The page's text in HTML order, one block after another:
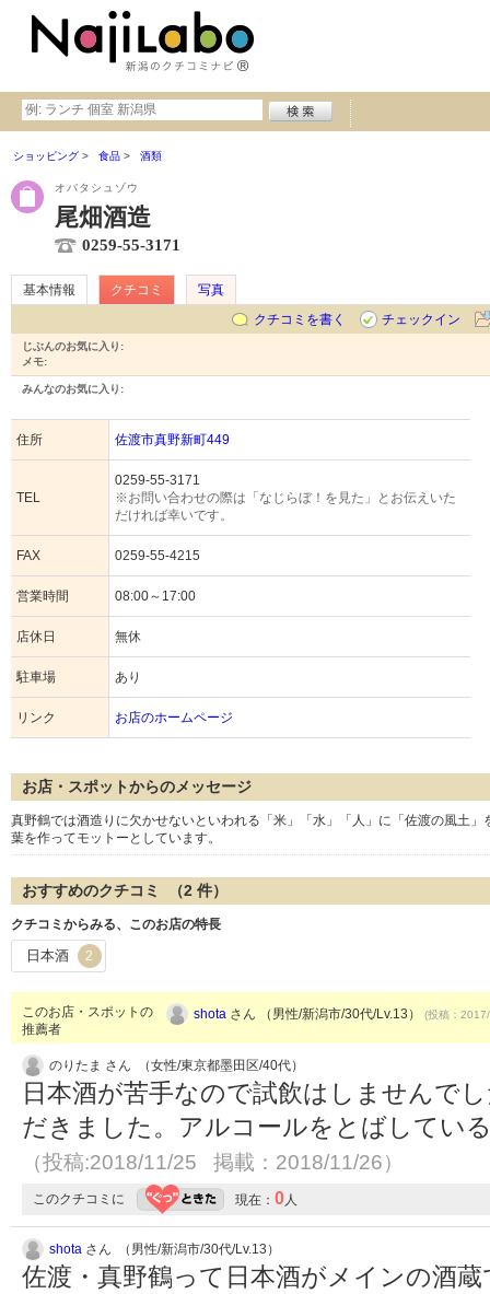
ショッピング 食品 酒類
オバタシュゾウ
尾畑酒造
0259-55-3171
基本情報 クチコミ
写真
クチコミを書く
チェックイン
じぶんのお気に入り:
メモ:
みんなのお気に入り:
住所 佐渡市真野新町449
TEL
0259-55-3171
※お問い合わせの際は「なじらぼ！を見た」とお伝えいた
だければ幸いです。
FAX 0259-55-4215
営業時間 08:00～17:00
店休日 無休
駐車場 あり
リンク お店のホームページ
お店・スポットからのメッセージ
真野鶴では酒造りに欠かせないといわれる「米」「水」「人」に「佐渡の風土
葉を作ってモットーとしています。
おすすめのクチコミ （2 件）
クチコミからみる、このお店の特長
日本酒 2
このお店・スポットの
推薦者
shota さん （男性/新潟市/30代/Lv.13） (投稿：
のりたま さん （女性/東京都墨田区/40代）
日本酒が苦手なので試飲はしませんで
だきました。アルコールをとばしてい
（投稿:2018/11/25 掲載：2018/11/26）
このクチコミに 現在： 0 人
shota さん （男性/新潟市/30代/Lv.13）
佐渡・真野鶴って日本酒がメインの酒